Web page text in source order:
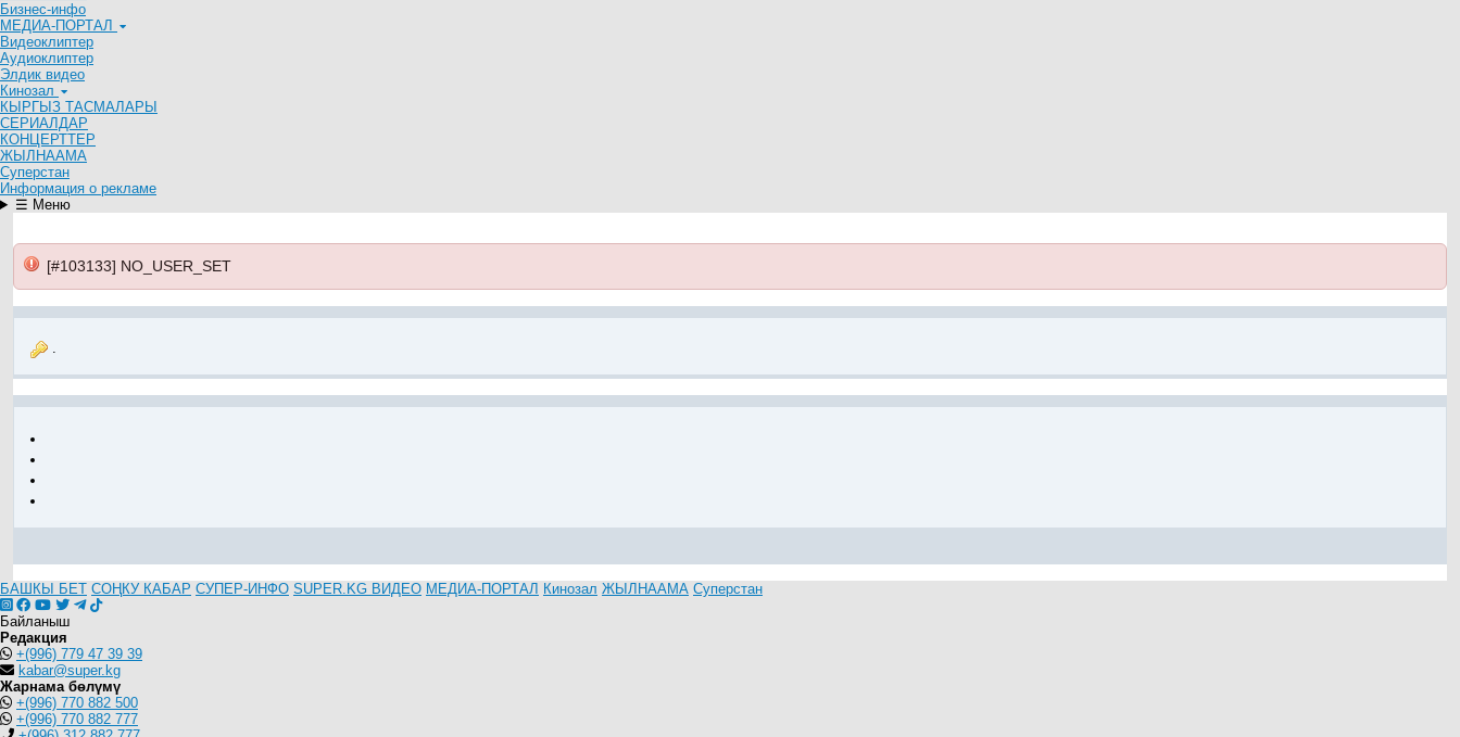
Бизнес-инфо
МЕДИА-ПОРТАЛ
Видеоклиптер
Аудиоклиптер
Элдик видео
Кинозал
КЫРГЫЗ ТАСМАЛАРЫ
СЕРИАЛДАР
КОНЦЕРТТЕР
ЖЫЛНААМА
Суперстан
Информация о рекламе
☰ Меню
[#103133] NO_USER_SET
.
БАШКЫ БЕТ СОҢКУ КАБАР СУПЕР-ИНФО SUPER.KG ВИДЕО МЕДИА-ПОРТАЛ Кинозал ЖЫЛНААМА Суперстан
Байланыш
Редакция
+(996) 779 47 39 39
kabar@super.kg
Жарнама бөлүмү
+(996) 770 882 500
+(996) 770 882 777